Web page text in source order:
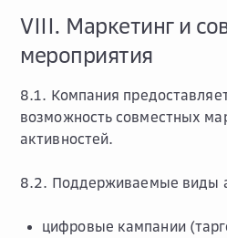
VIII. Маркетинг и
мероприятия
8.1. Компания
возможность совместных
активностей.
8.2. Поддерживаемые виды
цифровые кампании